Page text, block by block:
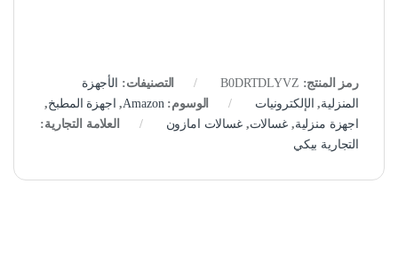
رمز المنتج: B0DRTDLYVZ التصنيفات:
الأجهزة
المنزلية, الإلكترونيات الوسوم:Amazon
, اجهزة المطبخ,
اجهزة منزلية,غسالات,غسالات امازون
العلامة التجارية:
التجارية بيكي